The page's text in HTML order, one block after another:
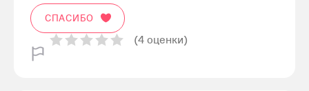
СПАСИБО
(4 оценки)